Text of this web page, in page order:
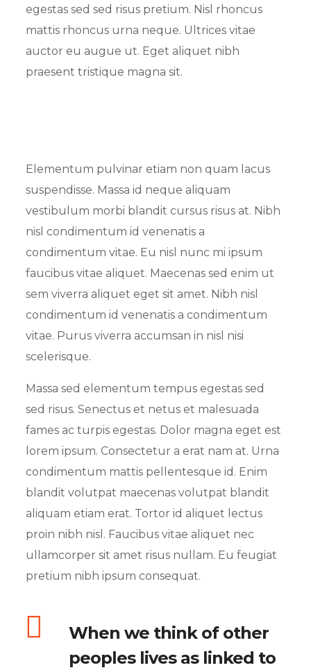
egestas sed sed risus pretium. Nisl rhoncus
mattis rhoncus urna neque. Ultrices vitae
auctor eu augue ut. Eget aliquet nibh
praesent tristique magna sit.
Elementum pulvinar etiam non quam lacus
suspendisse. Massa id neque aliquam
vestibulum morbi blandit cursus risus at. Nibh
nisl condimentum id venenatis a
condimentum vitae. Eu nisl nunc mi ipsum
faucibus vitae aliquet. Maecenas sed enim ut
sem viverra aliquet eget sit amet. Nibh nisl
condimentum id venenatis a condimentum
vitae. Purus viverra accumsan in nisl nisi
scelerisque.
Massa sed elementum tempus egestas sed
sed risus. Senectus et netus et malesuada
fames ac turpis egestas. Dolor magna eget est
lorem ipsum. Consectetur a erat nam at. Urna
condimentum mattis pellentesque id. Enim
blandit volutpat maecenas volutpat blandit
aliquam etiam erat. Tortor id aliquet lectus
proin nibh nisl. Faucibus vitae aliquet nec
ullamcorper sit amet risus nullam. Eu feugiat
pretium nibh ipsum consequat.
When we think of other
peoples lives as linked to